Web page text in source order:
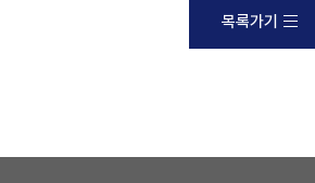
목록가기